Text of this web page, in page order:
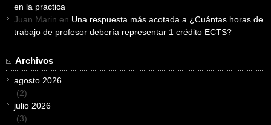
en la practica
Juan Marin en Una respuesta más acotada a ¿Cuántas horas de
trabajo de profesor debería representar 1 crédito ECTS?
Archivos
agosto 2026
(2)
julio 2026
(3)